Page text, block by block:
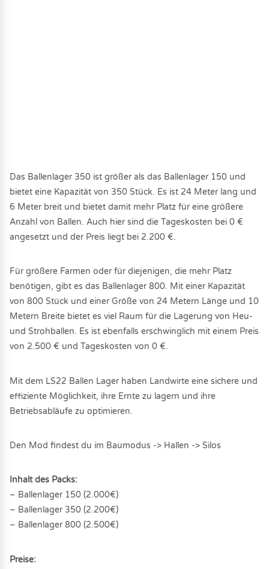
Das Ballenlager 350 ist größer als das Ballenlager 150 und
bietet eine Kapazität von 350 Stück. Es ist 24 Meter lang und
6 Meter breit und bietet damit mehr Platz für eine größere
Anzahl von Ballen. Auch hier sind die Tageskosten bei 0 €
angesetzt und der Preis liegt bei 2.200 €.
Für größere Farmen oder für diejenigen, die mehr Platz
benötigen, gibt es das Ballenlager 800. Mit einer Kapazität
von 800 Stück und einer Größe von 24 Metern Länge und 10
Metern Breite bietet es viel Raum für die Lagerung von Heu-
und Strohballen. Es ist ebenfalls erschwinglich mit einem Preis
von 2.500 € und Tageskosten von 0 €.
Mit dem LS22 Ballen Lager haben Landwirte eine sichere und
effiziente Möglichkeit, ihre Ernte zu lagern und ihre
Betriebsabläufe zu optimieren.
Den Mod findest du im Baumodus -> Hallen -> Silos
Inhalt des Packs:
– Ballenlager 150 (2.000€)
– Ballenlager 350 (2.200€)
– Ballenlager 800 (2.500€)
Preise: